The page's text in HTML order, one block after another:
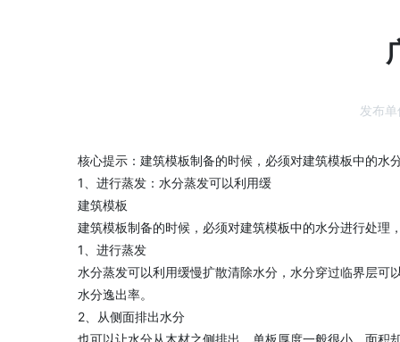
发布
核心提示：建筑模板制备的时候，必须对建筑模板中的水
1、进行蒸发：水分蒸发可以利用缓
建筑模板
建筑模板制备的时候，必须对建筑模板中的水分进行处理
1、进行蒸发
水分蒸发可以利用缓慢扩散清除水分，水分穿过临界层
水分逸出率。
2、从侧面排出水分
也可以让水分从木材之侧排出，单板厚度一般很小，面